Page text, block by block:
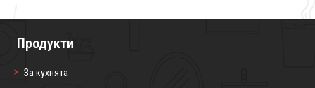
Продукти
За кухнята